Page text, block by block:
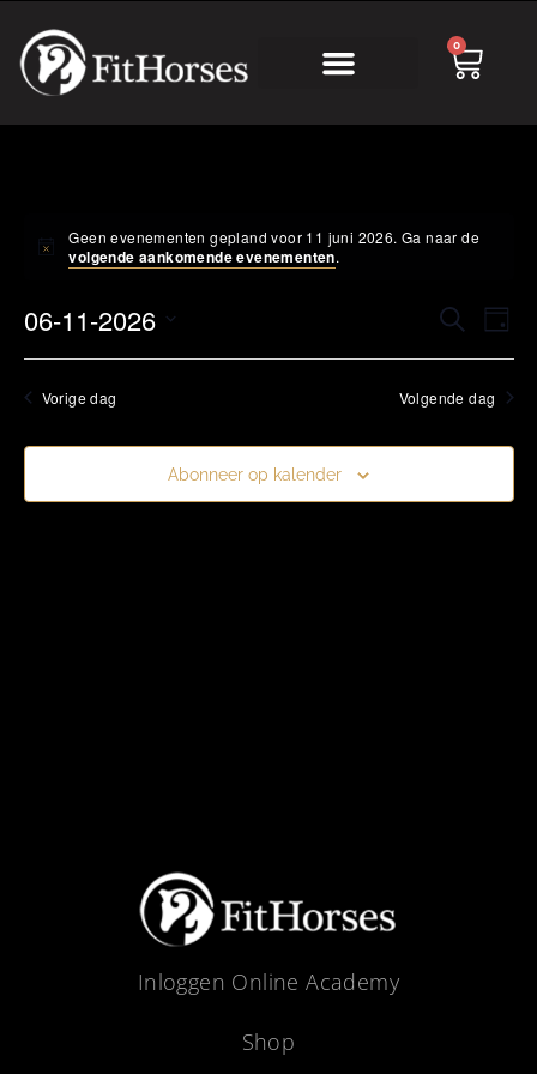
0
Geen evenementen gepland voor 11 juni 2026. Ga naar de
volgende aankomende evenementen.
Zoeken
Dag
06-11-2026
datum.
Vorige dag Volgende dag
Abonneer op kalender
Inloggen Online Academy
Shop